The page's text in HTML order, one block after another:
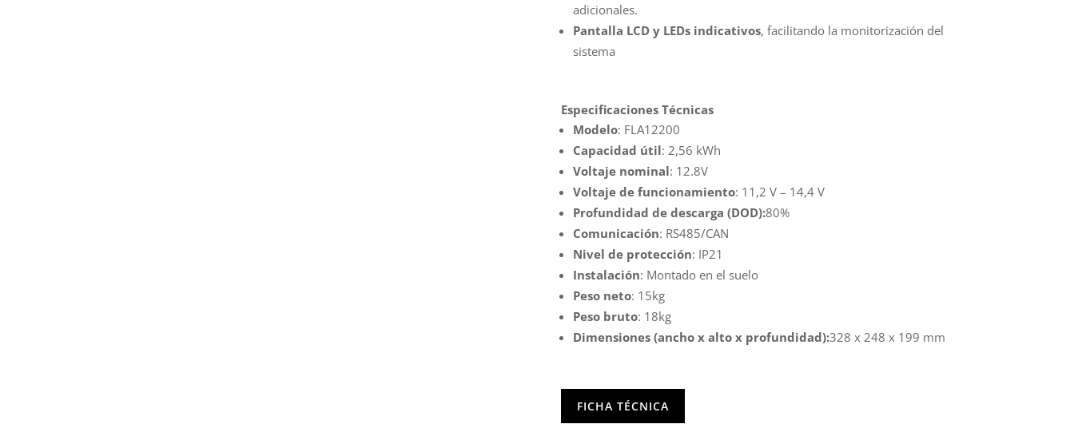
adicionales.
Pantalla LCD y LEDs indicativos, facilitando la monitorización del
sistema
Especificaciones Técnicas
Modelo: FLA12200
Capacidad útil: 2,56 kWh
Voltaje nominal: 12.8V
Voltaje de funcionamiento: 11,2 V – 14,4 V
Profundidad de descarga (DOD):80%
Comunicación: RS485/CAN
Nivel de protección: IP21
Instalación: Montado en el suelo
Peso neto: 15kg
Peso bruto: 18kg
Dimensiones (ancho x alto x profundidad):328 x 248 x 199 mm
FICHA TÉCNICA